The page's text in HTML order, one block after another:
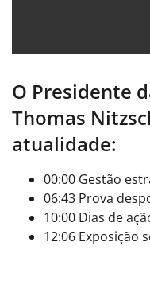
O Presidente
Thomas
atualidade:
00:00 Gestão
06:43 Prova
10:00 Dias de
12:06 Exposição